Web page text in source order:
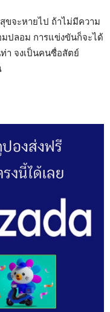
ขจะหายไป ถ้าไม่มีความ
ปลอม การแข่งขันก็จะได้
า จงเป็นคนซื่อสัตย์